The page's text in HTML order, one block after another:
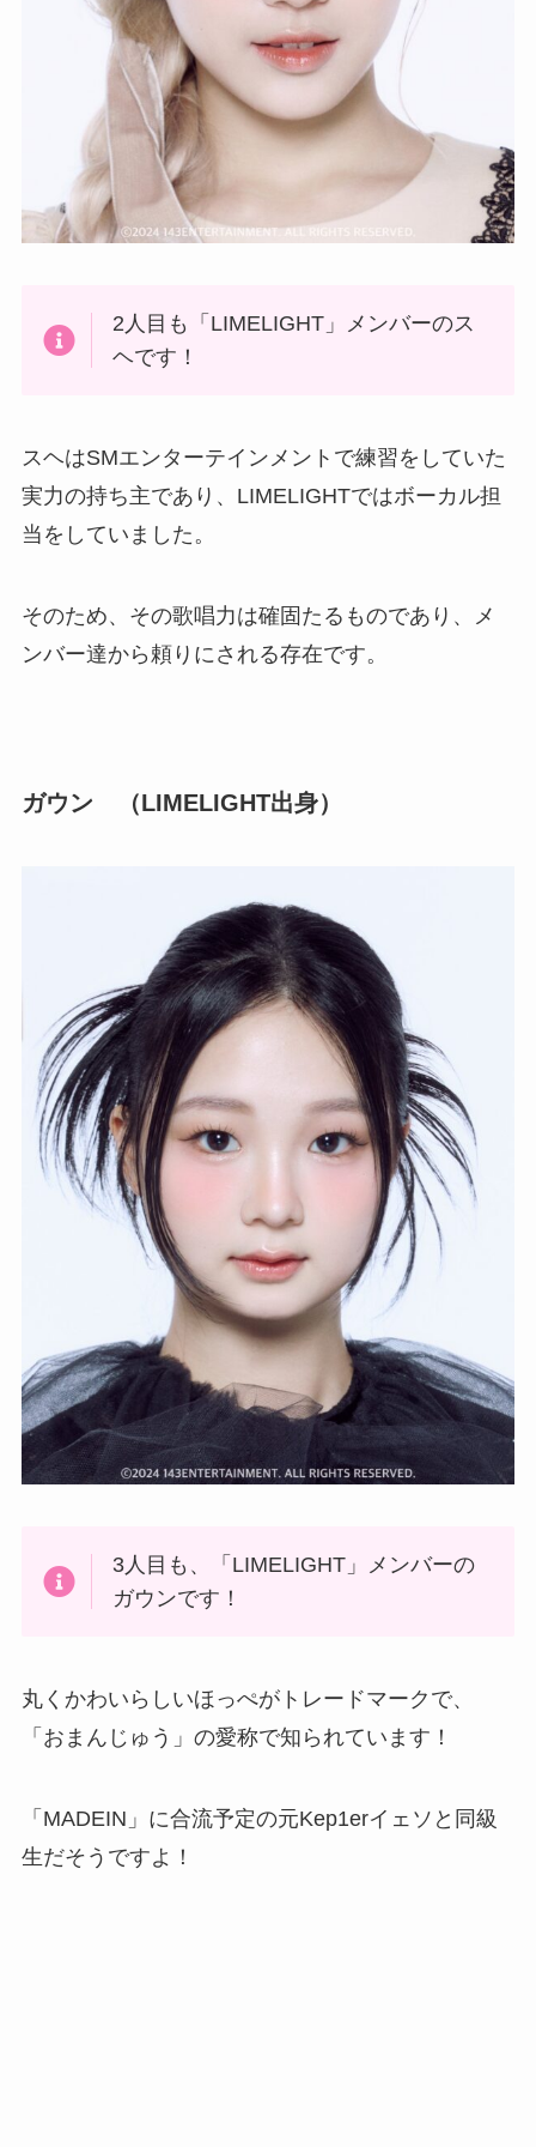
2人目も「LIMELIGHT」メンバーのス
ヘです！
スヘはSMエンターテインメントで練習をしていた
実力の持ち主であり、LIMELIGHTではボーカル担
当をしていました。
そのため、その歌唱力は確固たるものであり、メ
ンバー達から頼りにされる存在です。
ガウン （LIMELIGHT出身）
3人目も、「LIMELIGHT」メンバーの
ガウンです！
丸くかわいらしいほっぺがトレードマークで、
「おまんじゅう」の愛称で知られています！
「MADEIN」に合流予定の元Kep1erイェソと同級
生だそうですよ！